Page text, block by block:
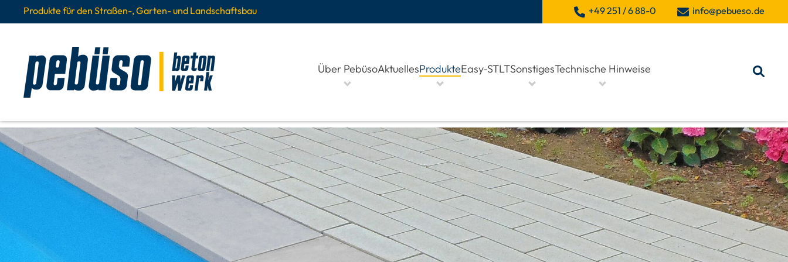
Produkte für den Straßen-, Garten- und Landschaftsbau +49 251 / 6 88-0 info@pebueso.de
Über PebüsoAktuellesProdukteEasy-STLTSonstigesTechnische Hinweise